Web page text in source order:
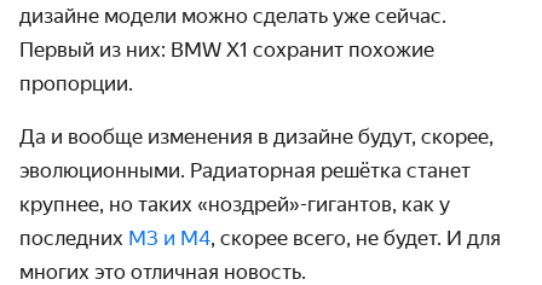
дизайне модели можно сделать уже сейчас.
Первый из них: BMW X1 сохранит похожие
пропорции.
Да и вообще изменения в дизайне будут, скорее,
эволюци­онными. Радиаторная решётка станет
крупнее, но таких «ноздрей»-гигантов, как у
последних M3 и M4, скорее всего, не будет. И для
многих это отличная новость.